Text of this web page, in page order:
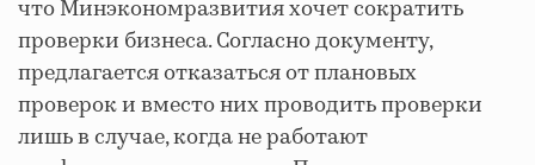
что Минэкономразвития хочет сократить
проверки бизнеса. Согласно документу,
предлагается отказаться от плановых
проверок и вместо них проводить проверки
лишь в случае, когда не работают